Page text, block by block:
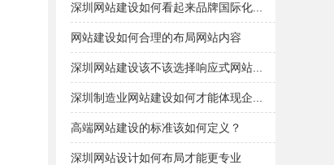
深圳网站建设如何看起来品牌国际化...
网站建设如何合理的布局网站内容
深圳网站建设该不该选择响应式网站...
深圳制造业网站建设如何才能体现企...
高端网站建设的标准该如何定义？
深圳网站设计如何布局才能更专业